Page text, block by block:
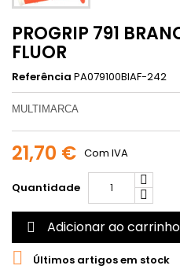
PROGRIP 791
FLUOR
Referência PA079100BIAF-242
MULTIMARCA
21,70 € Com IVA
Quantidade
 Adicionar ao carrinho
 Últimos artigos em stock